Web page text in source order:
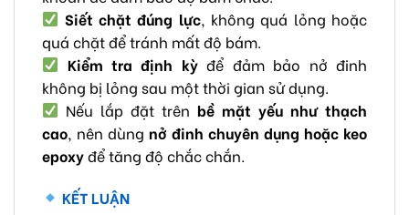
Siết chặt đúng lực, không quá lỏng hoặc
quá chặt để tránh mất độ bám.
Kiểm tra định kỳđể đảm bảo nở đinh
không bị lỏng sau một thời gian sử dụng.
Nếu lắp đặt trênbề mặt yếu như thạch
cao, nên dùng nở đinh chuyên dụng hoặc keo
epoxyđể tăng độ chắc chắn.
KẾT LUẬN